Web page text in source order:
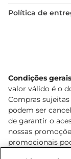
Política de
Condições gerais
valor válido é o
Compras
podem ser
de garantir o
nossas
promocionais